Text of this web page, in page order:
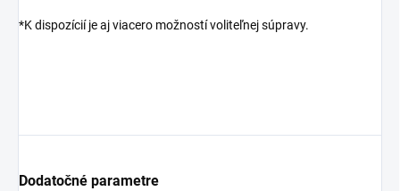
*K dispozícií je aj viacero možností voliteľnej súpravy.
Dodatočné parametre